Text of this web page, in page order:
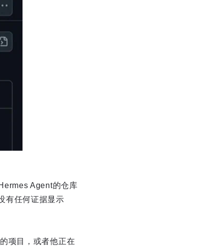
Agent的仓库
有任何证据显示
项目，或者他正在